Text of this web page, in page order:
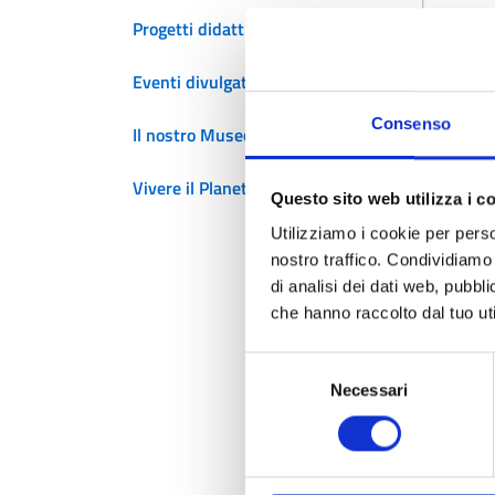
Consenso
Questo sito web utilizza i
Utilizziamo i cookie per
nostro traffico.
di analisi dei dati web,
che hanno raccolto dal tuo
Necessari
Progetti didattici
Eventi divulgativi
Il nostro Museo
Vivere il Planetario
Il